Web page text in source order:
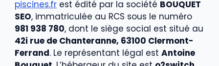
piscines.fr est édité par la société BOUQUET
SEO, immatriculée au RCS sous le numéro
981 938 780, dont le siège social est situé au
42i rue de Chanteranne, 63100 Clermont-
Ferrand. Le représentant légal est Antoine